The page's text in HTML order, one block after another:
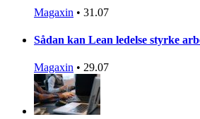
Magaxin • 31.07
Sådan kan Lean ledelse styrke
Magaxin • 29.07